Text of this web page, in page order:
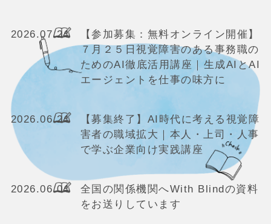
2026.07.24
【参加募集：無料オンライン開催】
７月２５日視覚障害のある事務職の
ためのAI徹底活用講座｜生成AIとAI
エージェントを仕事の味方に
2026.06.24
【募集終了】AI時代に考える視覚障
害者の職域拡大｜本人・上司・人事
で学ぶ企業向け実践講座
2026.06.04
全国の関係機関へWith Blindの資料
をお送りしています